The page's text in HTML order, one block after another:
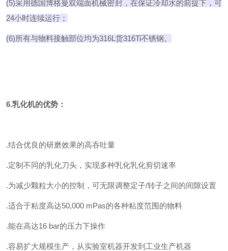
(5)采用德国博格曼双端面机械密封，在保证冷却水的前提下，可
24小时连续运行；
(6)所有与物料接触部位均为316L货316Ti不锈钢。
6.乳化机的优势：
.结合优良的研磨效果的高吞吐量
.定制不同的乳化刀头，实现多种乳化乳化剪切速率
.为减少颗粒大小的控制，可无限调整定子/转子之间的间隙设置
.适合于粘度高达50,000 mPas的各种粘度范围的物料
.能在高达16 bar的压力下操作
.容易扩大规模生产，从实验室机器开发到工业生产机器